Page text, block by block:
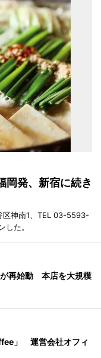
発、新宿に続き
区神南1、TEL 03-5593-
た。
再始動 本店を大規模
」 運営会社オフィ